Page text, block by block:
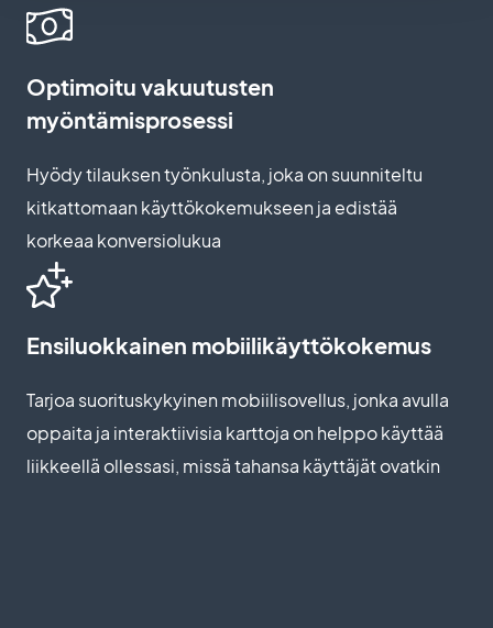
Optimoitu vakuutusten
myöntämisprosessi
Hyödy tilauksen työnkulusta, joka on suunniteltu
kitkattomaan käyttökokemukseen ja edistää
korkeaa konversiolukua
Ensiluokkainen mobiilikäyttökokemus
Tarjoa suorituskykyinen mobiilisovellus, jonka avulla
oppaita ja interaktiivisia karttoja on helppo käyttää
liikkeellä ollessasi, missä tahansa käyttäjät ovatkin